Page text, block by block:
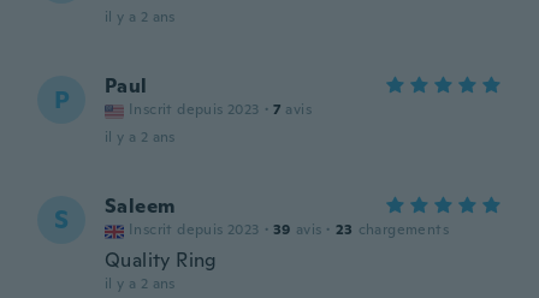
il y a 2 ans
P Paul
Inscrit depuis 2023 · 7 avis
il y a 2 ans
S Saleem
Inscrit depuis 2023 · 39 avis · 23 chargements
Quality Ring
il y a 2 ans